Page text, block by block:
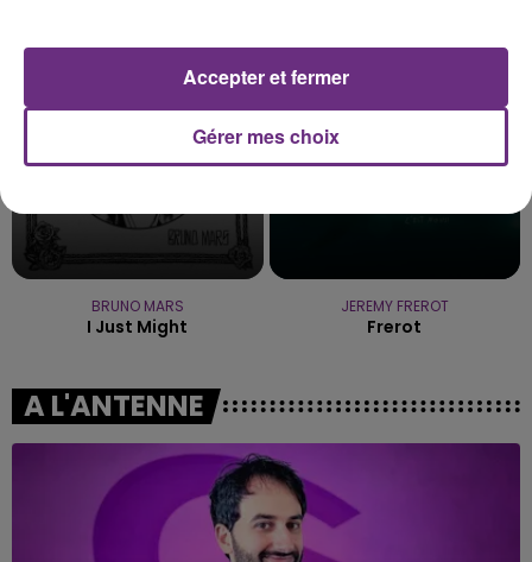
BRUNO MARS
I Just Might
JEREMY FREROT
Frerot
A L'ANTENNE
Gérer mes choix
Accepter et fermer